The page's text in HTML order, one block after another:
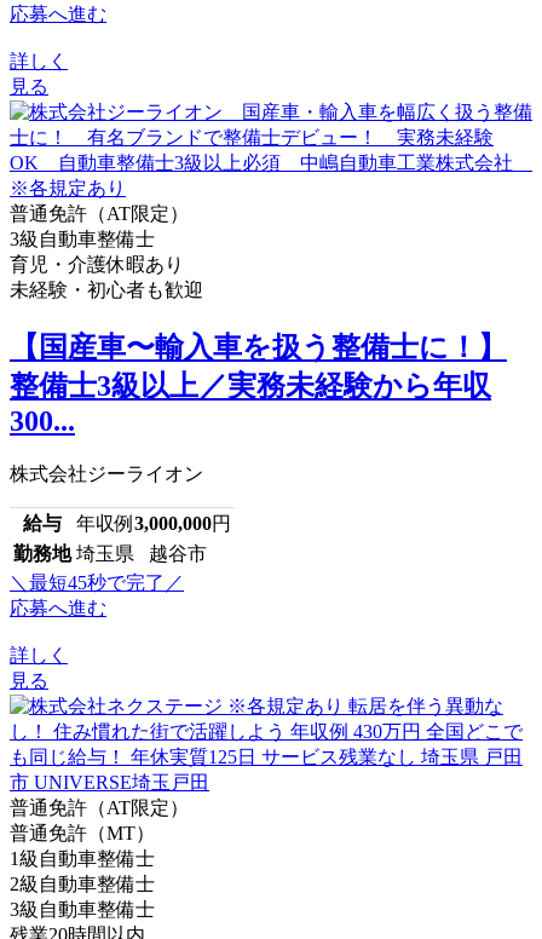
応募へ進む
詳しく
見る
普通免許（AT限定）
3級自動車整備士
育児・介護休暇あり
未経験・初心者も歓迎
【国産車〜輸入車を扱う整備士に！】
整備士3級以上／実務未経験から年収
300...
株式会社ジーライオン
給与 年収例 3,000,000円
勤務地 埼玉県 越谷市
＼最短45秒で完了／
応募へ進む
詳しく
見る
普通免許（AT限定）
普通免許（MT）
1級自動車整備士
2級自動車整備士
3級自動車整備士
残業20時間以内